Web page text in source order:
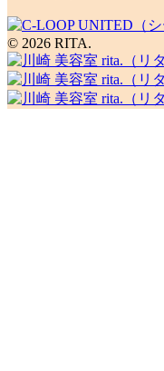
© 2026 RITA.